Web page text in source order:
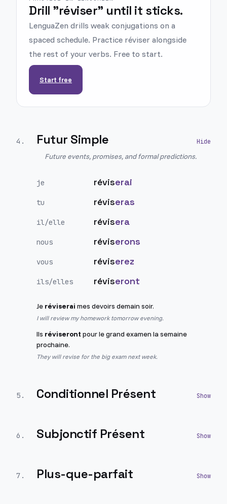
Drill "réviser" until it sticks.
LenguaZen drills weak conjugations on a
spaced schedule. Practice réviser alongside
the rest of your verbs. Free to start.
Start free
4 . Futur Simple
Future events, promises, and formal predictions.
je réviserai
tu réviseras
il/elle révisera
nous réviserons
vous réviserez
ils/elles réviseront
Je réviserai mes devoirs demain soir.
I will review my homework tomorrow evening.
Ils réviserontpour le grand examen la semaine
prochaine.
They will revise for the big exam next week.
5 . Conditionnel Présent
6 . Subjonctif Présent
7 . Plus-que-parfait